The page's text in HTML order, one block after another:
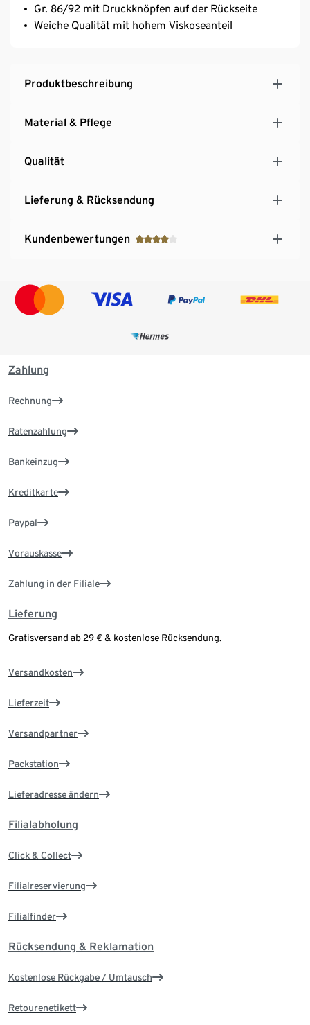
Gr. 86/92 mit Druckknöpfen auf der Rückseite
Weiche Qualität mit hohem Viskoseanteil
Produktbeschreibung
Material & Pflege
Qualität
Lieferung & Rücksendung
Kundenbewertungen
Zahlung
Rechnung
Ratenzahlung
Bankeinzug
Kreditkarte
Paypal
Vorauskasse
Zahlung in der Filiale
Lieferung
Gratisversand ab 29 € & kostenlose Rücksendung.
Versandkosten
Lieferzeit
Versandpartner
Packstation
Lieferadresse ändern
Filialabholung
Click & Collect
Filialreservierung
Filialfinder
Rücksendung & Reklamation
Kostenlose Rückgabe / Umtausch
Retourenetikett